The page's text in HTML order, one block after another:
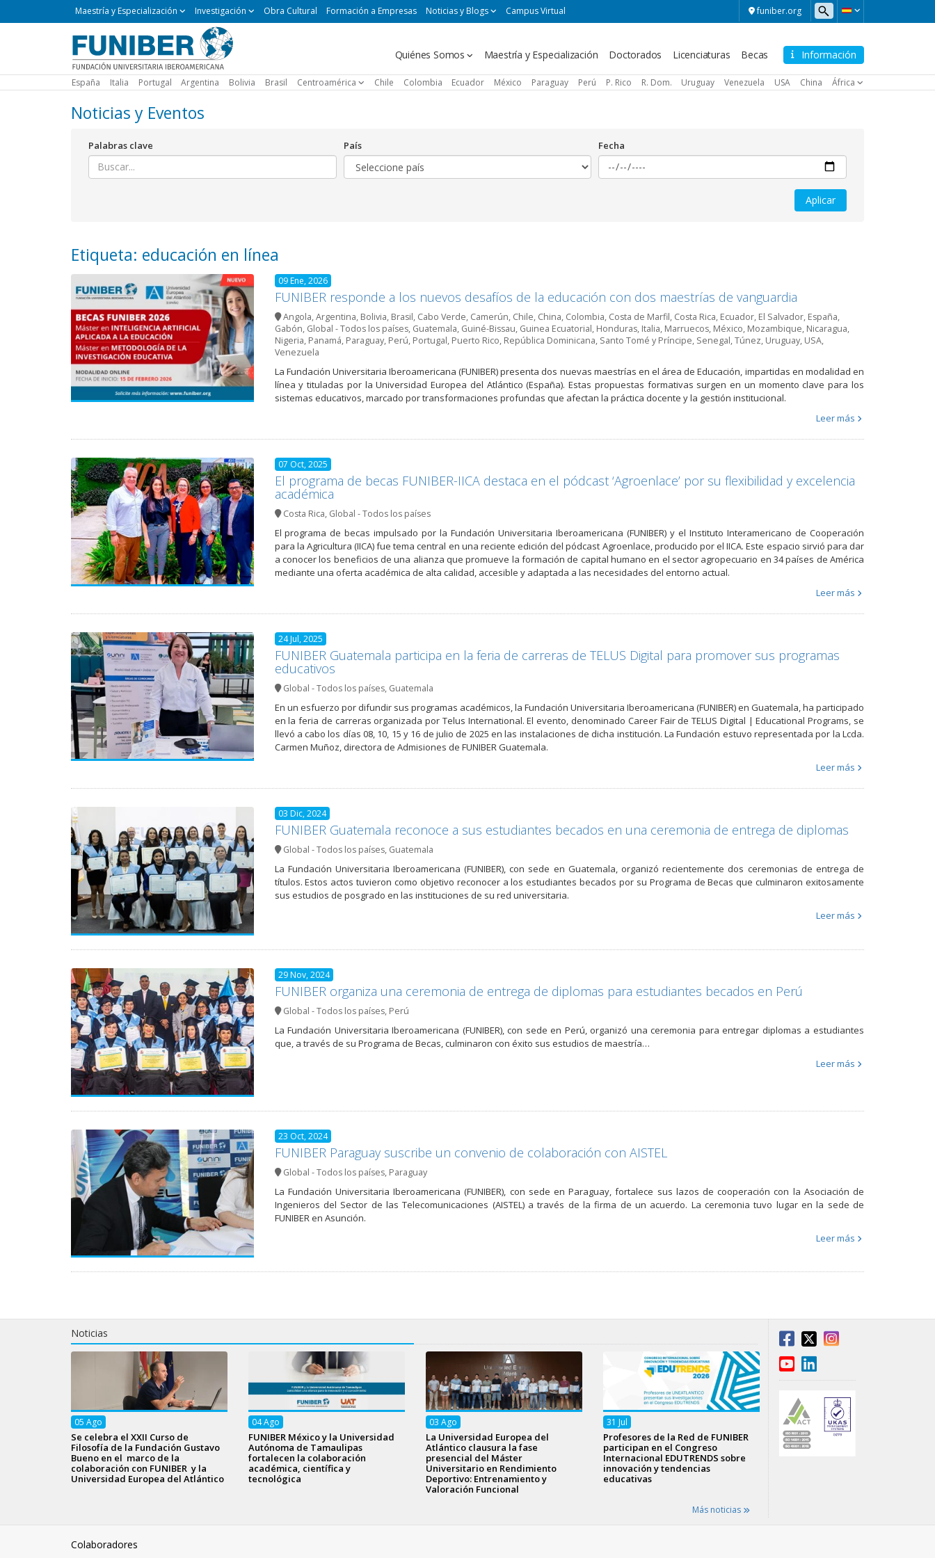
funiber.org
Maestría
Maestría y Especialización Investigación Obra Cultural Formación a Empresas Noticias y Blogs Campus Virtual
Información
Navegación
Quiénes Somos Maestría y Especialización Doctorados Licenciaturas Becas
España Italia Portugal Argentina Bolivia Brasil Centroamérica Chile Colombia Ecuador México Paraguay Perú P. Rico R. Dom. Uruguay Venezuela USA China África
Noticias y Eventos
Palabras clave País Fecha
Etiqueta: educación en línea
09 Ene, 2026
FUNIBER responde a los nuevos desafíos de la educación con dos maestrías de vanguardia
Angola,Argentina, Bolivia, Brasil, Cabo Verde, Camerún, Chile, China, Colombia, Costa de Marfil, Costa Rica, Ecuador, El Salvador, España,
Gabón, Global - Todos los países, Guatemala, Guiné-Bissau, Guinea Ecuatorial, Honduras, Italia, Marruecos, México, Mozambique, Nicaragua,
Nigeria, Panamá, Paraguay, Perú, Portugal, Puerto Rico, República Dominicana, Santo Tomé y Príncipe, Senegal,Túnez, Uruguay, USA,
Venezuela
La Fundación Universitaria Iberoamericana (FUNIBER) presenta dos nuevas maestrías en el área de Educación, impartidas en modalidad en
línea y tituladas por la Universidad Europea del Atlántico (España). Estas propuestas formativas surgen en un momento clave para los
sistemas educativos, marcado por transformaciones profundas que afectan la práctica docente y la gestión institucional.
Leer más
07 Oct, 2025
El programa de becas FUNIBER-IICA destaca en el pódcast ‘Agroenlace’ por su flexibilidad y excelencia
académica
Costa Rica, Global - Todos los países
El programa de becas impulsado por la Fundación Universitaria Iberoamericana (FUNIBER) y el Instituto Interamericano de Cooperación
para la Agricultura (IICA) fue tema central en una reciente edición del pódcast Agroenlace, producido por el IICA. Este espacio sirvió para dar
a conocer los beneficios de una alianza que promueve la formación de capital humano en el sector agropecuario en 34 países de América
mediante una oferta académica de alta calidad, accesible y adaptada a las necesidades del entorno actual.
Leer más
24 Jul, 2025
FUNIBER Guatemala participa en la feria de carreras de TELUS Digital para promover sus programas
educativos
Global - Todos los países, Guatemala
En un esfuerzo por difundir sus programas académicos, la Fundación Universitaria Iberoamericana (FUNIBER) en Guatemala, ha participado
en la feria de carreras organizada por Telus International. El evento, denominado Career Fair de TELUS Digital | Educational Programs, se
llevó a cabo los días 08, 10, 15 y 16 de julio de 2025 en las instalaciones de dicha institución. La Fundación estuvo representada por la Lcda.
Carmen Muñoz, directora de Admisiones de FUNIBER Guatemala.
Leer más
03 Dic, 2024
FUNIBER Guatemala reconoce a sus estudiantes becados en una ceremonia de entrega de diplomas
Global - Todos los países, Guatemala
La Fundación Universitaria Iberoamericana (FUNIBER), con sede en Guatemala, organizó recientemente dos ceremonias de entrega de
títulos. Estos actos tuvieron como objetivo reconocer a los estudiantes becados por su Programa de Becas que culminaron exitosamente
sus estudios de posgrado en las instituciones de su red universitaria.
Leer más
29 Nov, 2024
FUNIBER organiza una ceremonia de entrega de diplomas para estudiantes becados en Perú
Global - Todos los países, Perú
La Fundación Universitaria Iberoamericana (FUNIBER), con sede en Perú, organizó una ceremonia para entregar diplomas a estudiantes
que, a través de su Programa de Becas, culminaron con éxito sus estudios de maestría…
Leer más
23 Oct, 2024
FUNIBER Paraguay suscribe un convenio de colaboración con AISTEL
Global - Todos los países, Paraguay
La Fundación Universitaria Iberoamericana (FUNIBER), con sede en Paraguay, fortalece sus lazos de cooperación con la Asociación de
Ingenieros del Sector de las Telecomunicaciones (AISTEL) a través de la firma de un acuerdo. La ceremonia tuvo lugar en la sede de
FUNIBER en Asunción.
Leer más
Noticias
05 Ago
Se celebra el XXII Curso de
Filosofía de la Fundación Gustavo
Bueno en el marco de la
colaboración con FUNIBER y la
Universidad Europea del Atlántico
04Ago
FUNIBER México y la Universidad
Autónoma de Tamaulipas
fortalecen la colaboración
académica, científica y
tecnológica
03 Ago
La Universidad Europea del
Atlántico clausura la fase
presencial del Máster
Universitario en Rendimiento
Deportivo: Entrenamiento y
Valoración Funcional
31 Jul
Profesores de la Red de FUNIBER
participan en el Congreso
Internacional EDUTRENDS sobre
innovación y tendencias
educativas
Más noticias
Colaboradores